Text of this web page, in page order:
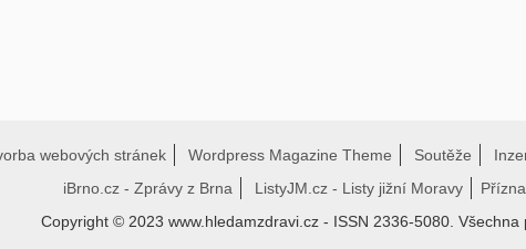
webových stránek Wordpress Magazine Theme Soutěže
iBrno.cz - Zprávy z Brna
ListyJM.cz - Listy jižní Moravy
Copyright © 2023 www.hledamzdravi.cz - ISSN 2336-5080. Všechna